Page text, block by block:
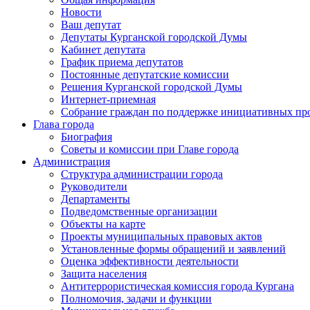
Новости
Ваш депутат
Депутаты Курганской городской Думы
Кабинет депутата
График приема депутатов
Постоянные депутатские комиссии
Решения Курганской городской Думы
Интернет-приемная
Собрание граждан по поддержке инициативных
Глава города
Биография
Советы и комиссии при Главе города
Администрация
Структура администрации города
Руководители
Департаменты
Подведомственные организации
Объекты на карте
Проекты муниципальных правовых актов
Установленные формы обращений и заявлений
Оценка эффективности деятельности
Защита населения
Антитеррористическая комиссия города Кургана
Полномочия, задачи и функции